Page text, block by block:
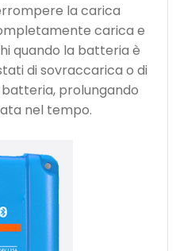
la carica
carica e
quando la batteria è
di sovraccarica o di
prolungando
nel tempo.